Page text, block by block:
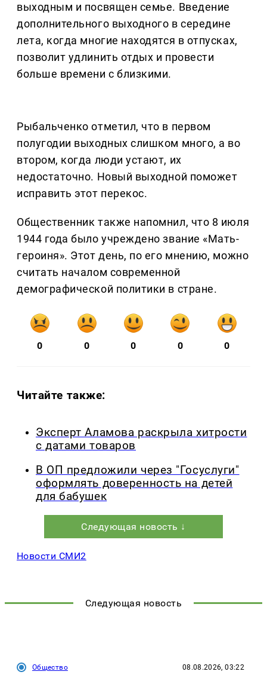
выходным и посвящен семье. Введение
дополнительного выходного в середине
лета, когда многие находятся в отпусках,
позволит удлинить отдых и провести
больше времени с близкими.
Рыбальченко отметил, что в первом
полугодии выходных слишком много, а во
втором, когда люди устают, их
недостаточно. Новый выходной поможет
исправить этот перекос.
Общественник также напомнил, что 8 июля
1944 года было учреждено звание «Мать-
героиня». Этот день, по его мнению, можно
считать началом современной
демографической политики в стране.
0 0 0 0 0
Читайте также:
Эксперт Аламова раскрыла хитрости
с датами товаров
В ОП предложили через "Госуслуги"
оформлять доверенность на детей
для бабушек
Следующая новость ↓
Новости СМИ2
Следующая новость
Общество 08.08.2026, 03:22